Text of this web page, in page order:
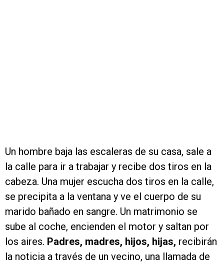
Un hombre baja las escaleras de su casa, sale a
la calle para ir a trabajar y recibe dos tiros en la
cabeza. Una mujer escucha dos tiros en la calle,
se precipita a la ventana y ve el cuerpo de su
marido bañado en sangre. Un matrimonio se
sube al coche, encienden el motor y saltan por
los aires. Padres, madres, hijos, hijas, recibirán
la noticia a través de un vecino, una llamada de